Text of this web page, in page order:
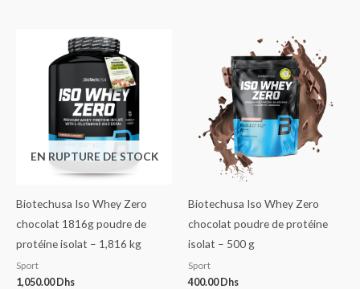
EN RUPTURE DE STOCK
Biotechusa Iso Whey Zero
chocolat 1816g poudre de
protéine isolat – 1,816 kg
Sport
1,050.00Dhs
Biotechusa Iso Whey Zero
chocolat poudre de protéine
isolat – 500 g
Sport
400.00Dhs